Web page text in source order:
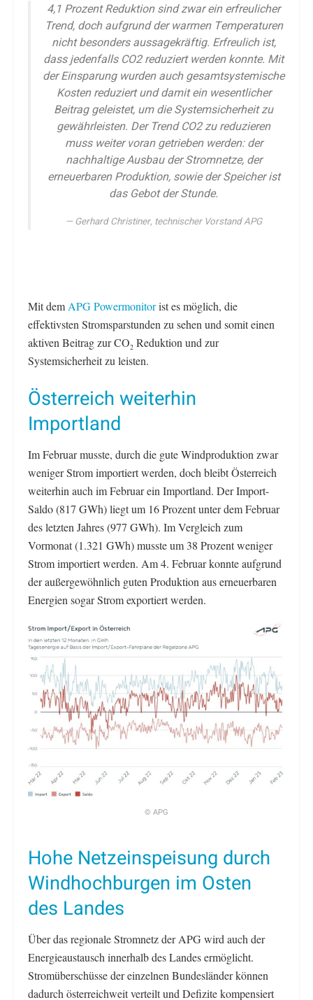
4,1 Prozent Reduktion sind zwar ein erfreulicher
Trend, doch aufgrund der warmen Temperaturen
nicht besonders aussagekräftig. Erfreulich ist,
dass jedenfalls CO2 reduziert werden konnte. Mit
der Einsparung wurden auch gesamtsystemische
Kosten reduziert und damit ein wesentlicher
Beitrag geleistet, um die Systemsicherheit zu
gewährleisten. Der Trend CO2 zu reduzieren
muss weiter voran getrieben werden: der
nachhaltige Ausbau der Stromnetze, der
erneuerbaren Produktion, sowie der Speicher ist
das Gebot der Stunde.
Gerhard Christiner, technischer Vorstand APG
Mit dem APG Powermonitorist es möglich, die
effektivsten Stromsparstunden zu sehen und somit einen
aktiven Beitrag zur CO2 Reduktion und zur
Systemsicherheit zu leisten.
Österreich weiterhin
Importland
Im Februar musste, durch die gute Windproduktion zwar
weniger Strom importiert werden, doch bleibt Österreich
weiterhin auch im Februar ein Importland. Der Import-
Saldo (817 GWh) liegt um 16 Prozent unter dem Februar
des letzten Jahres (977 GWh). Im Vergleich zum
Vormonat (1.321 GWh) musste um 38 Prozent weniger
Strom importiert werden. Am 4. Februar konnte aufgrund
der außergewöhnlich guten Produktion aus erneuerbaren
Energien sogar Strom exportiert werden.
© APG
Hohe Netzeinspeisung durch
Windhochburgen im Osten
des Landes
Über das regionale Stromnetz der APG wird auch der
Energieaustausch innerhalb des Landes ermöglicht.
Stromüberschüsse der einzelnen Bundesländer können
dadurch österreichweit verteilt und Defizite kompensiert